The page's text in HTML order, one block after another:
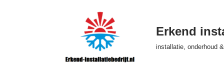
Erkend
installatie, onderhoud